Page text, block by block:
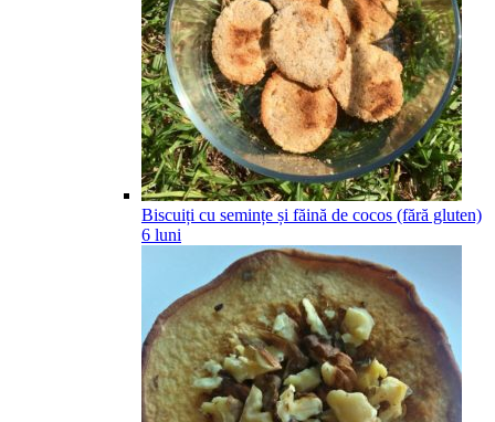
Biscuiți cu semințe și făină de cocos (fără gluten)
6 luni